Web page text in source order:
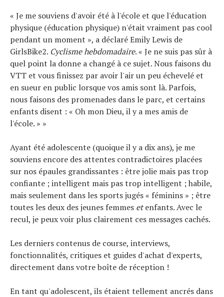
« Je me souviens d'avoir été à l'école et que l'éducation
physique (éducation physique) n'était vraiment pas cool
pendant un moment », a déclaré Emily Lewis de
GirlsBike2. Cyclisme hebdomadaire. « Je ne suis pas sûr à
quel point la donne a changé à ce sujet. Nous faisons du
VTT et vous finissez par avoir l'air un peu échevelé et
en sueur en public lorsque vos amis sont là. Parfois,
nous faisons des promenades dans le parc, et certains
enfants disent : « Oh mon Dieu, il y a mes amis de
l'école. » »
Ayant été adolescente (quoique il y a dix ans), je me
souviens encore des attentes contradictoires placées
sur nos épaules grandissantes : être jolie mais pas trop
confiante ; intelligent mais pas trop intelligent ; habile,
mais seulement dans les sports jugés « féminins » ; être
toutes les deux des jeunes femmes etenfants. Avec le
recul, je peux voir plus clairement ces messages cachés.
Les derniers contenus de course, interviews,
fonctionnalités, critiques et guides d'achat d'experts,
directement dans votre boîte de réception !
En tant qu'adolescent, ils étaient tellement ancrés dans
Technologies
Tests de produits
Conseils
Tous nos articles
À propos